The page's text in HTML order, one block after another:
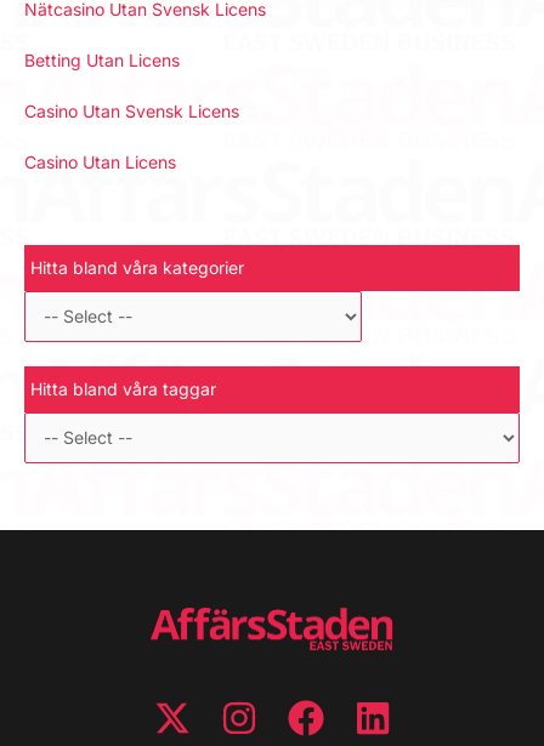
Nätcasino Utan Svensk Licens
Betting Utan Licens
Casino Utan Svensk Licens
Casino Utan Licens
Hitta bland våra kategorier
Hitta bland våra taggar